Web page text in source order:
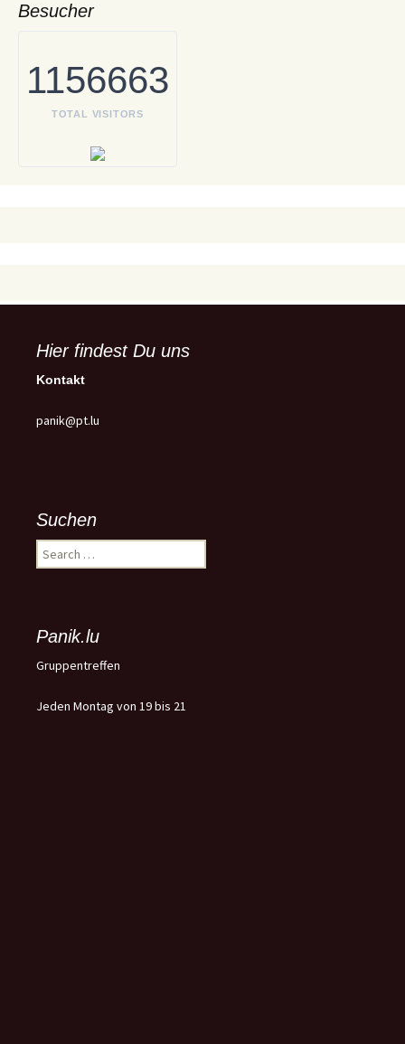
Besucher
1156663
TOTAL VISITORS
Hier findest Du uns
Kontakt
panik@pt.lu
Suchen
Search
for:
Panik.lu
Gruppentreffen
Jeden Montag von 19 bis 21